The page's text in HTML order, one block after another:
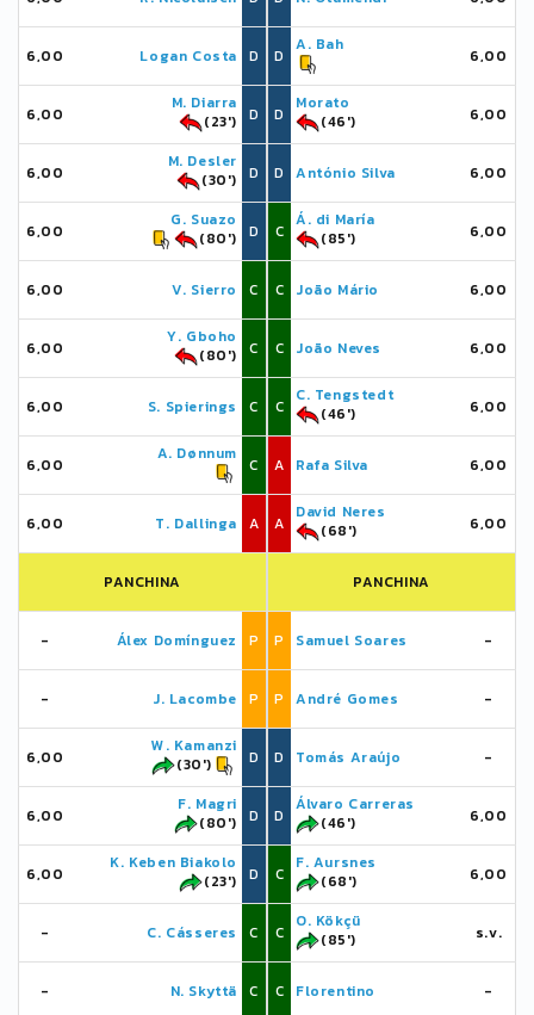
6,00 Logan Costa D
6,00
M. Diarra
(23')
D
6,00
M. Desler
(30')
D
6,00
G. Suazo
(80')
D
6,00 V. Sierro C
6,00
Y. Gboho
(80')
C
6,00 S. Spierings C
6,00
A. Dønnum
C
6,00 T. Dallinga A
PANCHINA
- Álex Domínguez P
- J. Lacombe P
6,00
W. Kamanzi
(30')
D
6,00
F. Magri
(80')
D
6,00
K. Keben Biakolo
(23')
D
- C. Cásseres C
- N. Skyttä C
D
A. Bah
6,00
D
Morato
(46')
6,00
D António Silva 6,00
C
Á. di María
(85')
6,00
C João Mário 6,00
C João Neves 6,00
C
C. Tengstedt
(46')
6,00
A Rafa Silva 6,00
A
David Neres
(68')
6,00
PANCHINA
P Samuel Soares -
P André Gomes -
D Tomás Araújo -
D
Álvaro Carreras
(46')
6,00
C
F. Aursnes
(68')
6,00
C
O. Kökçü
(85')
s.v.
C Florentino -